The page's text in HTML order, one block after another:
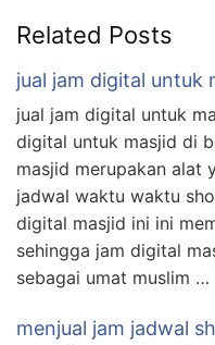
Related Posts
jual jam digital untuk
jual jam digital untuk
digital untuk masjid di
masjid merupakan
jadwal waktu waktu
digital masjid ini ini
sehingga jam digital
sebagai umat muslim …
menjual jam jadwal